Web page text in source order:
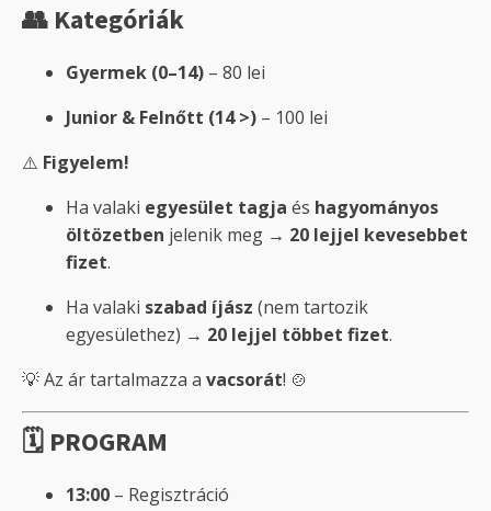
👥 Kategóriák
Gyermek (0–14) – 80 lei
Junior & Felnőtt (14 >) – 100 lei
⚠️ Figyelem!
Ha valaki egyesület tagja és hagyományos
öltözetben jelenik meg → 20 lejjel kevesebbet
fizet.
Ha valaki szabad íjász (nem tartozik
egyesülethez) → 20 lejjel többet fizet.
💡 Az ár tartalmazza a vacsorát! 🍲
🗓️ PROGRAM
13:00 – Regisztráció